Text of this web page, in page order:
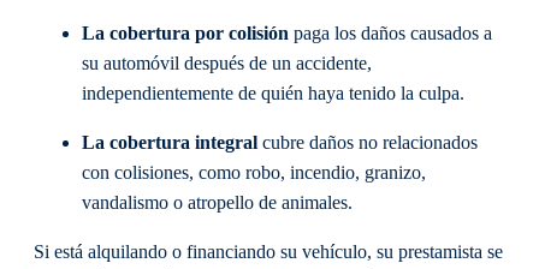
La cobertura por colisión paga los daños causados a
su automóvil después de un accidente,
independientemente de quién haya tenido la culpa.
La cobertura integral cubre daños no relacionados
con colisiones, como robo, incendio, granizo,
vandalismo o atropello de animales.
Si está alquilando o financiando su vehículo, su prestamista se